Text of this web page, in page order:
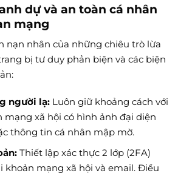
dự và an toàn cá nhân
mạng
nạn nhân của những chiêu trò lừa
bị tư duy phản biện và các biện
người lạ:Luôn giữ khoảng cách với
mạng xã hội có hình ảnh đại diện
thông tin cá nhân mập mờ.
Thiết lập xác thực 2 lớp (2FA)
khoản mạng xã hội và email. Điều